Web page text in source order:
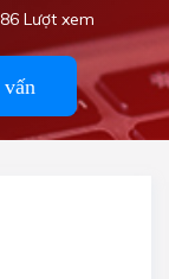
Lượt xem